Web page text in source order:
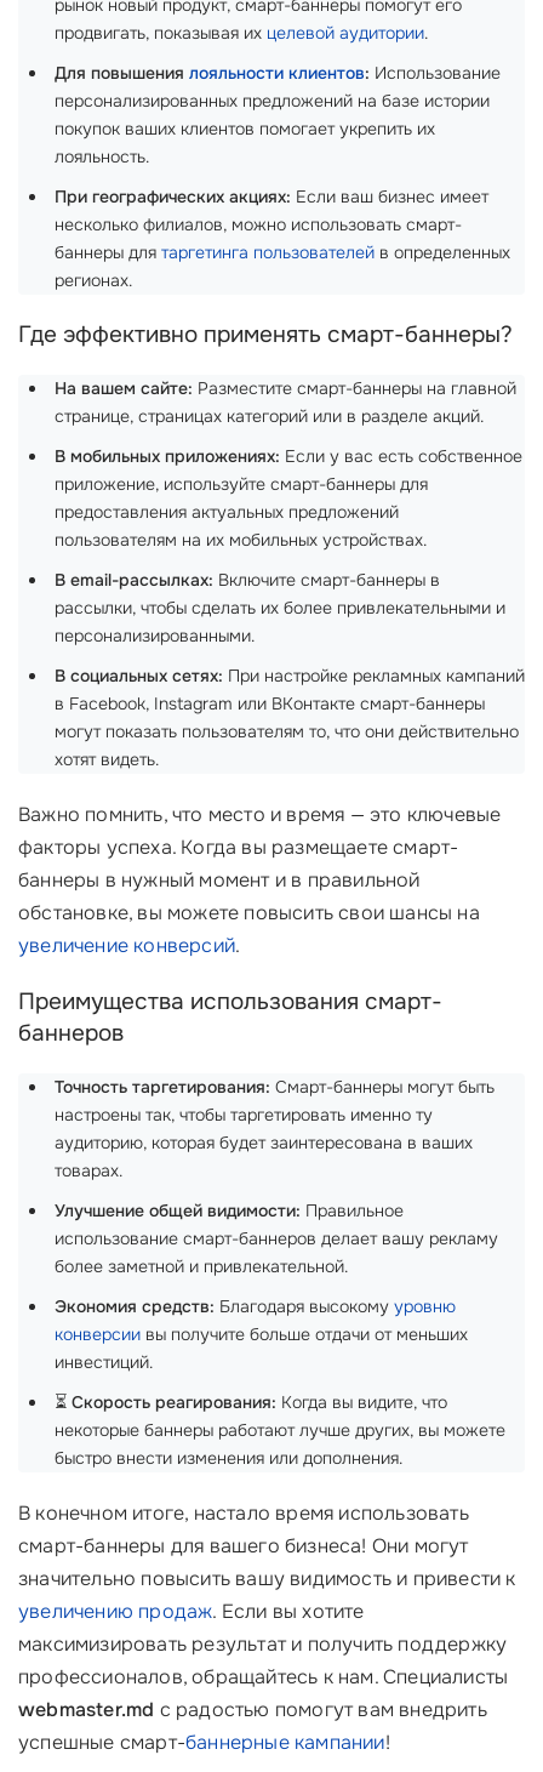
рынок новый продукт, смарт-баннеры помогут его
продвигать, показывая их целевой аудитории.
Для повышения лояльности клиентов: Использование
персонализированных предложений на базе истории
покупок ваших клиентов помогает укрепить их
лояльность.
При географических акциях: Если ваш бизнес имеет
несколько филиалов, можно использовать смарт-
баннеры для таргетинга пользователей в определенных
регионах.
Где эффективно применять смарт-баннеры?
На вашем сайте: Разместите смарт-баннеры на главной
странице, страницах категорий или в разделе акций.
В мобильных приложениях: Если у вас есть собственное
приложение, используйте смарт-баннеры для
предоставления актуальных предложений
пользователям на их мобильных устройствах.
В email-рассылках: Включите смарт-баннеры в
рассылки, чтобы сделать их более привлекательными и
персонализированными.
В социальных сетях: При настройке рекламных кампаний
в Facebook, Instagram или ВКонтакте смарт-баннеры
могут показать пользователям то, что они действительно
хотят видеть.
Важно помнить, что место и время — это ключевые
факторы успеха. Когда вы размещаете смарт-
баннеры в нужный момент и в правильной
обстановке, вы можете повысить свои шансы на
увеличение конверсий.
Преимущества использования смарт-
баннеров
Точность таргетирования: Смарт-баннеры могут быть
настроены так, чтобы таргетировать именно ту
аудиторию, которая будет заинтересована в ваших
товарах.
Улучшение общей видимости: Правильное
использование смарт-баннеров делает вашу рекламу
более заметной и привлекательной.
Экономия средств: Благодаря высокому уровню
конверсии вы получите больше отдачи от меньших
инвестиций.
⏳ Скорость реагирования: Когда вы видите, что
некоторые баннеры работают лучше других, вы можете
быстро внести изменения или дополнения.
В конечном итоге, настало время использовать
смарт-баннеры для вашего бизнеса! Они могут
значительно повысить вашу видимость и привести к
увеличению продаж. Если вы хотите
максимизировать результат и получить поддержку
профессионалов, обращайтесь к нам. Специалисты
webmaster.md с радостью помогут вам внедрить
успешные смарт-баннерные кампании!